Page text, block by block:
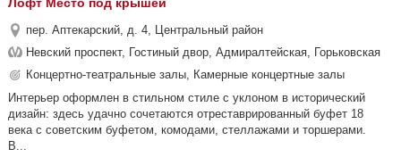
пер. Аптекарский, д. 4, Центральный район
Невский проспект, Гостиный двор, Адмиралтейская, Горьковская
Концертно-театральные залы, Камерные концертные залы
Интерьер оформлен в стильном стиле с уклоном в исторический
дизайн: здесь удачно сочетаются отреставрированный буфет 18
века с советским буфетом, комодами, стеллажами и торшерами.
В...